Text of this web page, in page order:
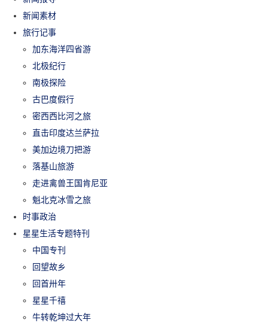
新闻素材
旅行记事
加东海洋四省游
北极纪行
南极探险
古巴度假行
密西西比河之旅
直击印度达兰萨拉
美加边境刀把游
落基山旅游
走进禽兽王国肯尼亚
魁北克冰雪之旅
时事政治
星星生活专题特刊
中国专刊
回望故乡
回首卅年
星星千禧
牛转乾坤过大年